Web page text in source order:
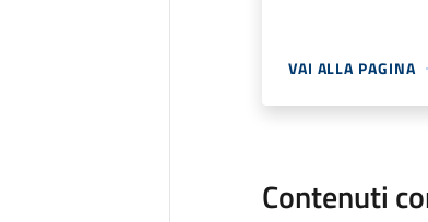
VAI ALLA PAGINA
Contenuti